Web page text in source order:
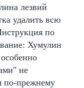
лезвий
удалить всю
по
Хумулин
не
по-прежнему